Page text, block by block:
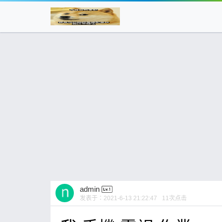
admin
发表于： 2021-6-13 21:22:47 11次点击